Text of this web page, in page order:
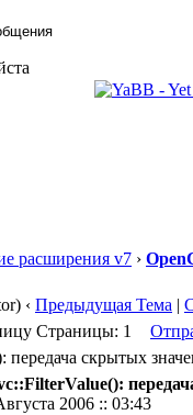
расширения v7 ›
‹ Предыдущая Тема |
Страницы: 1
передача скрытых
2006 :: 03:43